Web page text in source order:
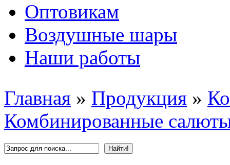
Оптовикам
Воздушные шары
Наши работы
Главная » Продукция »
Комбинированные